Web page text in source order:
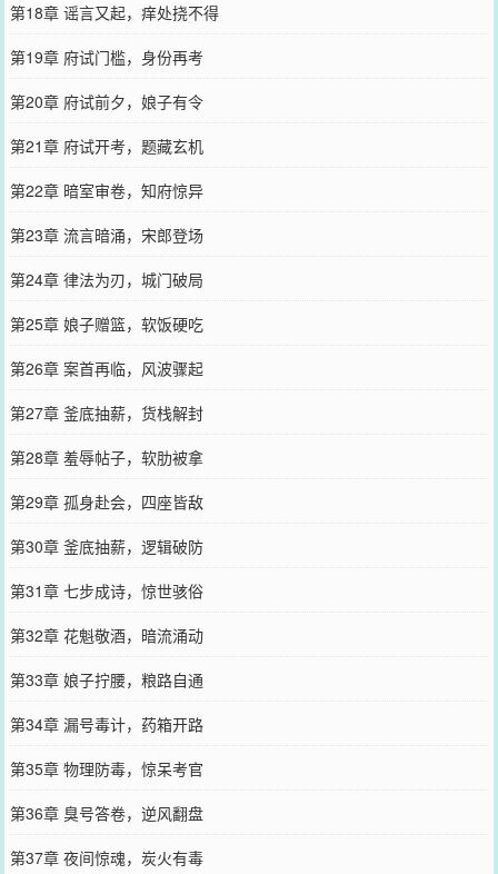
第18章 谣言又起，痒处挠不得
第19章 府试门槛，身份再考
第20章 府试前夕，娘子有令
第21章 府试开考，题藏玄机
第22章 暗室审卷，知府惊异
第23章 流言暗涌，宋郎登场
第24章 律法为刃，城门破局
第25章 娘子赠篮，软饭硬吃
第26章 案首再临，风波骤起
第27章 釜底抽薪，货栈解封
第28章 羞辱帖子，软肋被拿
第29章 孤身赴会，四座皆敌
第30章 釜底抽薪，逻辑破防
第31章 七步成诗，惊世骇俗
第32章 花魁敬酒，暗流涌动
第33章 娘子拧腰，粮路自通
第34章 漏号毒计，药箱开路
第35章 物理防毒，惊呆考官
第36章 臭号答卷，逆风翻盘
第37章 夜间惊魂，炭火有毒